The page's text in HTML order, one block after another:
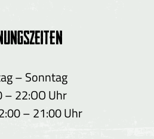
– Sonntag
– 22:OO Uhr
– 21:00 Uhr